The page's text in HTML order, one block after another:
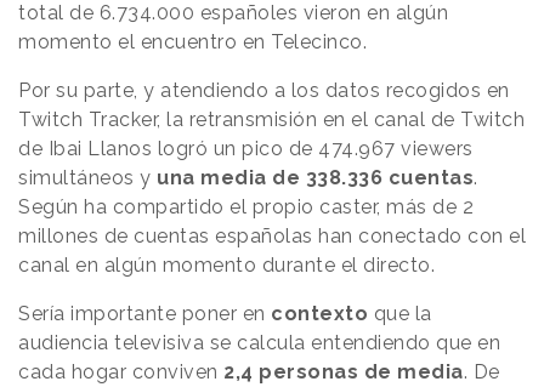
total de 6.734.000 españoles vieron en algún
momento el encuentro en Telecinco.
Por su parte, y atendiendo a los datos recogidos en
Twitch Tracker, la retransmisión en el canal de Twitch
de Ibai Llanos logró un pico de 474.967 viewers
simultáneos y una media de 338.336 cuentas.
Según ha compartido el propio caster, más de 2
millones de cuentas españolas han conectado con el
canal en algún momento durante el directo.
Sería importante poner en contexto que la
audiencia televisiva se calcula entendiendo que en
cada hogar conviven 2,4 personas de media. De